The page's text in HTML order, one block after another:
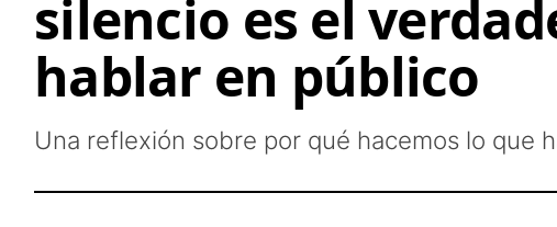
silencio es el
hablar en público
Una reflexión sobre por qué hacemos lo que